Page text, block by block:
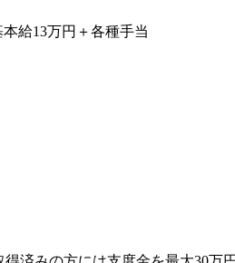
給13万円＋各種手当